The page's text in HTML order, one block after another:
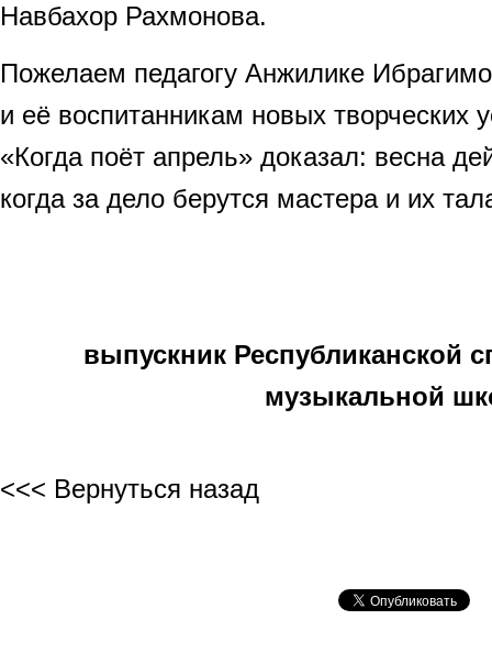
Навбахор Рахмонова.
Пожелаем педагогу Анжилике
и её воспитанникам новых творческих
«Когда поёт апрель» доказал: весна
когда за дело берутся мастера и их
выпускник Республиканской
музыкальной
<<< Вернуться назад